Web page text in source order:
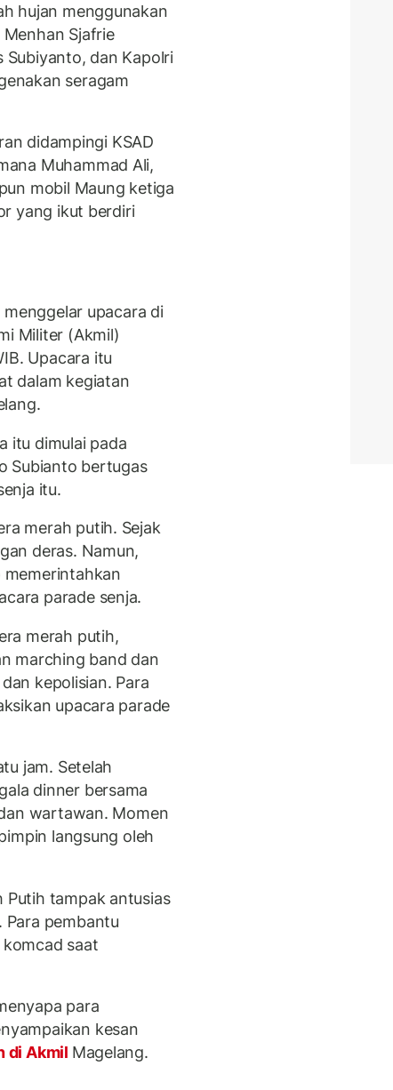
hujan menggunakan
Sjafrie
Subiyanto, dan Kapolri
seragam
didampingi KSAD
Muhammad Ali,
mobil Maung ketiga
yang ikut berdiri
upacara di
Militer (Akmil)
Upacara itu
dalam kegiatan
itu dimulai pada
Subianto bertugas
itu.
merah putih. Sejak
deras. Namun,
memerintahkan
parade senja.
merah putih,
marching band dan
kepolisian. Para
upacara parade
jam. Setelah
dinner bersama
wartawan. Momen
langsung oleh
Putih tampak antusias
Para pembantu
saat
para
kesan
di Akmil Magelang.